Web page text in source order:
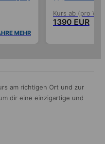
MEHR
Kurs ab (pro
1390 EUR
am richtigen Ort und zur
dir eine einzigartige und